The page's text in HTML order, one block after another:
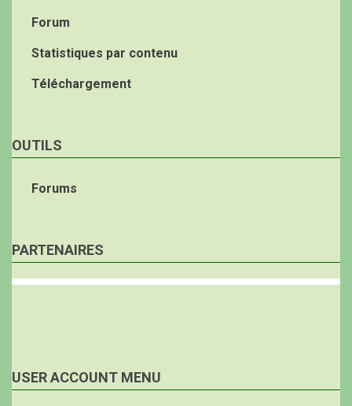
Forum
Statistiques par contenu
Téléchargement
OUTILS
Forums
PARTENAIRES
USER ACCOUNT MENU